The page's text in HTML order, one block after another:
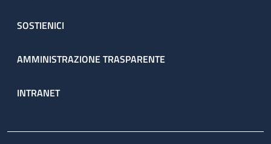
SOSTIENICI
AMMINISTRAZIONE TRASPARENTE
INTRANET